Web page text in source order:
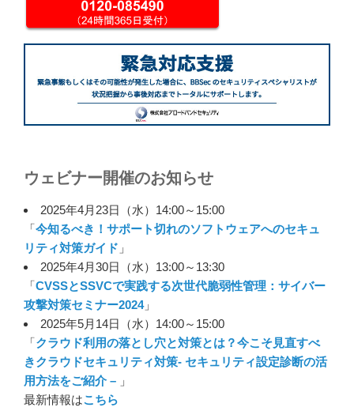
ウェビナー開催のお知らせ
2025年4月23日（水）14:00～15:00
「 今知るべき！サポート切れのソフトウェアへのセキュ
リティ対策ガイド 」
2025年4月30日（水）13:00～13:30
「 CVSSとSSVCで実践する次世代脆弱性管理：サイバー
攻撃対策セミナー2024」
2025年5月14日（水）14:00～15:00
「 クラウド利用の落とし穴と対策とは？今こそ見直すべ
きクラウドセキュリティ対策- セキュリティ設定診断の活
用方法をご紹介 – 」
最新情報はこちら